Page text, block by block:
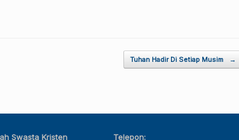
Tuhan Hadir Di Setiap Musim →
Swasta Kristen Telepon: